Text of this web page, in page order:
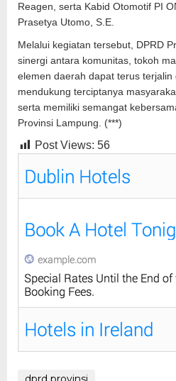
Reagen, serta Kabid Otomotif PI
Prasetya Utomo, S.E.
Melalui kegiatan tersebut, DPRD
sinergi antara komunitas, tokoh
elemen daerah dapat terus terjalin
mendukung terciptanya
serta memiliki semangat
Provinsi Lampung. (***)
Post Views: 56